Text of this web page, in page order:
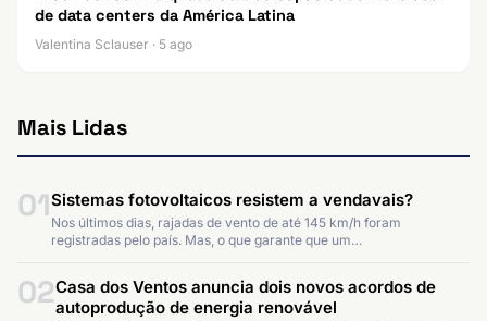
de data centers da América Latina
Valentina Sclauser · 5 ago
Mais Lidas
01Sistemas fotovoltaicos resistem a vendavais?
Nos últimos dias, rajadas de vento de até 145 km/h foram
registradas pelo país. Mas, o que garante que um…
02Casa dos Ventos anuncia dois novos acordos de
autoprodução de energia renovável